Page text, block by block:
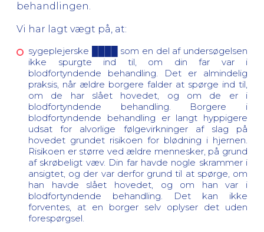
behandlingen.
Vi har lagt vægt på, at:
sygeplejerske ████ som en del af undersøgelsen
ikke spurgte ind til, om din far var i
blodfortyndende behandling. Det er almindelig
praksis, når ældre borgere falder at spørge ind til,
om de har slået hovedet, og om de er i
blodfortyndende behandling. Borgere i
blodfortyndende behandling er langt hyppigere
udsat for alvorlige følgevirkninger af slag på
hovedet grundet risikoen for blødning i hjernen.
Risikoen er større ved ældre mennesker, på grund
af skrøbeligt væv. Din far havde nogle skrammer i
ansigtet, og der var derfor grund til at spørge, om
han havde slået hovedet, og om han var i
blodfortyndende behandling. Det kan ikke
forventes, at en borger selv oplyser det uden
forespørgsel.